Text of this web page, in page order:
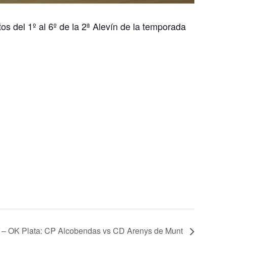
del 1º al 6º de la 2ª Alevín de la temporada
OK Plata: CP Alcobendas vs CD Arenys de Munt